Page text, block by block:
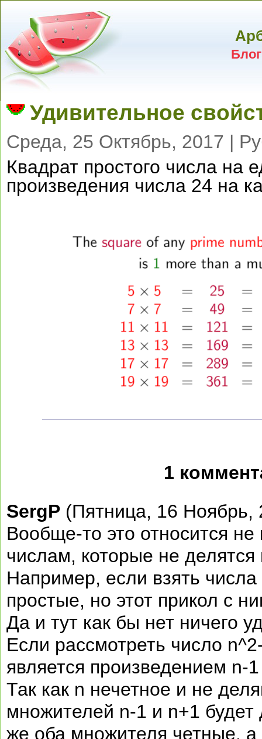
Удивительное
Среда, 25 Октябрь, 2017 |
Квадрат простого числа на
произведения числа 24 на
1
SergP (Пятница, 16 Ноябрь,
Вообще-то это относится
числам, которые не
Например, если взять
простые, но этот прикол с
Да и тут как бы нет ничего
Если рассмотреть число
является произведением n-
Так как n нечетное и не
множителей n-1 и n+1 будет
же оба множителя четные, а